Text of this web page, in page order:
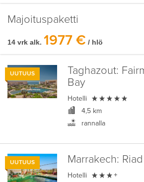
Majoituspaketti
14 vrk alk. 1977 € / hlö
UUTUUS Taghazout:
Bay
Hotelli 
4,5 km
rannalla
UUTUUS Marrakech:
Hotelli  +